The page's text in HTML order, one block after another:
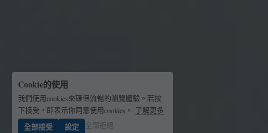
Cookie的使用
我們使用cookies來確保流暢的瀏覽體驗。若按
下接受，即表示你同意使用cookies。 了解更多
全部接受 設定 全部拒絕